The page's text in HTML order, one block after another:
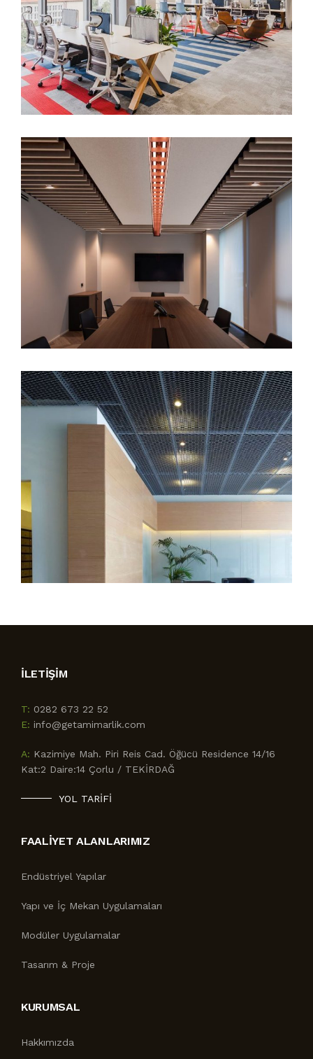
İLETIŞIM
T: 0282 673 22 52
E: info@getamimarlik.com
A: Kazimiye Mah. Piri Reis Cad. Öğücü Residence 14/16
Kat:2 Daire:14 Çorlu / TEKİRDAĞ
YOL TARİFİ
FAALİYET ALANLARIMIZ
Endüstriyel Yapılar
Yapı ve İç Mekan Uygulamaları
Modüler Uygulamalar
Tasarım & Proje
KURUMSAL
Hakkımızda